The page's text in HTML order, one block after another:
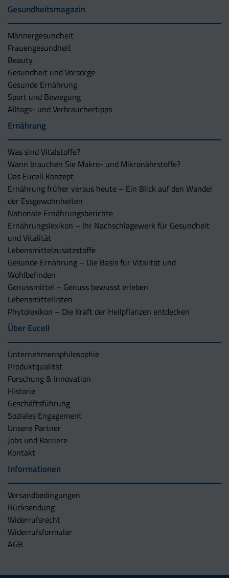
Gesundheitsmagazin
Männergesundheit
Frauengesundheit
Beauty
Gesundheit und Vorsorge
Gesunde Ernährung
Sport und Bewegung
Alltags- und Verbrauchertipps
Ernährung
Was sind Vitalstoffe?
Wann brauchen Sie Makro- und Mikronährstoffe?
Das Eucell Konzept
Ernährung früher versus heute – Ein Blick auf den Wandel
der Essgewohnheiten
Nationale Ernährungsberichte
Ernährungslexikon – Ihr Nachschlagewerk für Gesundheit
und Vitalität
Lebensmittelzusatzstoffe
Gesunde Ernährung – Die Basis für Vitalität und
Wohlbefinden
Genussmittel – Genuss bewusst erleben
Lebensmittellisten
Phytolexikon – Die Kraft der Heilpflanzen entdecken
Über Eucell
Unternehmens­philosophie
Produktqualität
Forschung & Innovation
Historie
Geschäftsführung
Soziales Engagement
Unsere Partner
Jobs und Karriere
Kontakt
Informationen
Versandbedingungen
Rücksendung
Widerrufsrecht
Widerrufsformular
AGB